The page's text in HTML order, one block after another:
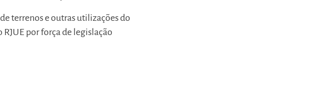
terrenos e outras utilizações do
por força de legislação